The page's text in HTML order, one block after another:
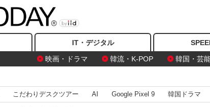
IT・デジタル
映画・ドラマ
韓流・K-POP 韓国・芸
こだわりデスクツアー AI Google Pixel 9 韓国ドラマ